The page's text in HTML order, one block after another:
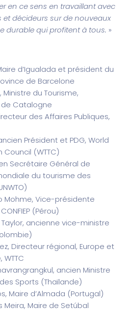
en ce sens en travaillant avec
et décideurs sur de nouveaux
durable qui profitent à tous. »
d’Igualada et président du
de Barcelone
du Tourisme,
Catalogne
des Affaires Publiques,
Président et PDG, World
Council (WTTC)
Secrétaire Général de
du tourisme des
Mohme, Vice-présidente
(Pérou)
ancienne vice-ministre
Directeur régional, Europe et
ancien Ministre
Sports (Thaïlande)
Maire d’Almada (Portugal)
Meira, Maire de Setúbal